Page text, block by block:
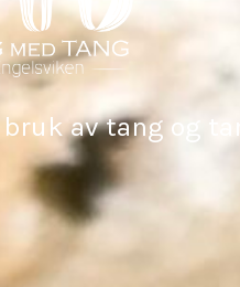
av tang og